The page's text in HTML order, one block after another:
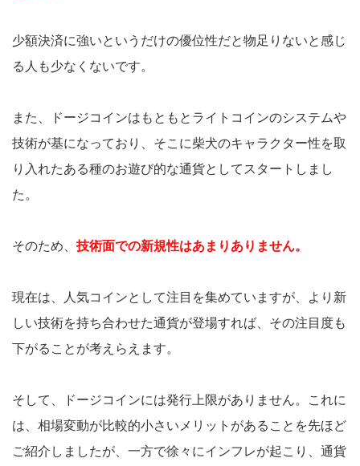
少額決済に強いというだけの優位性だと物足りないと感じ
る人も少なくないです。
また、ドージコインはもともとライトコインのシステムや
技術が基になっており、そこに柴犬のキャラクター性を取
り入れたある種のお遊び的な通貨としてスタートしまし
た。
そのため、 技術面での新規性はあまりありません。
現在は、人気コインとして注目を集めていますが、より新
しい技術を持ち合わせた通貨が登場すれば、その注目度も
下がることが考えらえます。
そして、ドージコインには発行上限がありません。これに
は、相場変動が比較的小さいメリットがあることを先ほど
ご紹介しましたが、一方で徐々にインフレが起こり、通貨